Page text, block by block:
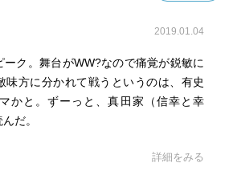
2019.01.04
ク。舞台がWW?なので痛覚が鋭敏に
味方に分かれて戦うというのは、有史
かと。ずーっと、真田家（信幸と幸
だ。
詳細をみる